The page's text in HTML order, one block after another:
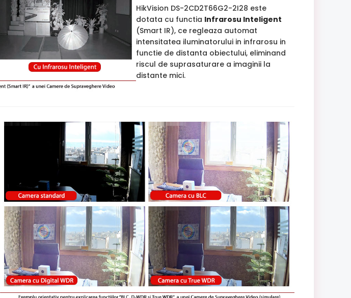
HikVision DS-2CD2T66G2-2I28 este
dotata cu functia Infrarosu Inteligent
(Smart IR), ce regleaza automat
intensitatea iluminatorului in infrarosu in
functie de distanta obiectului, eliminand
riscul de suprasaturare a imaginii la
distante mici.